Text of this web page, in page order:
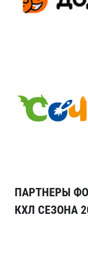
ПАРТНЕРЫ
КХЛ СЕЗОНА